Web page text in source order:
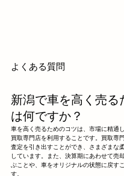
よくある質問
新潟で車を高く売る
は何ですか？
車を高く売るためのコツは、市場に精通
買取専門店を利用することです。買取専
査定を引き出すことができ、さまざまな
しています。また、決算期にあわせて売
ぶことや、車をオリジナルの状態に戻す
す。